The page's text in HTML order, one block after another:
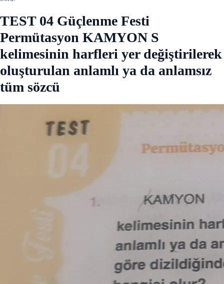
TEST 04 Güçlenme Festi
Permütasyon KAMYON S
kelimesinin harfleri yer değiştirilerek
oluşturulan anlamlı ya da anlamsız
tüm sözcü